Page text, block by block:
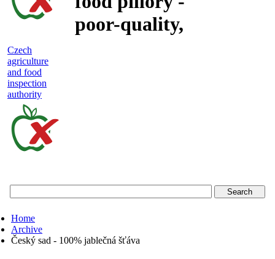
poor-quality,
Czech
agriculture
and food
inspection
authority
food
authority
Home
Archive
Český sad - 100% jablečná šťáva